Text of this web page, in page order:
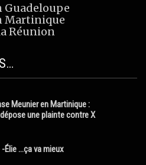
Guadeloupe
Martinique
Réunion
Meunier en Martinique :
une plainte contre X
Élie …ça va mieux